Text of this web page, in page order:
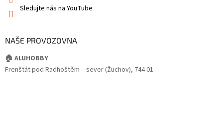
Sledujte nás na YouTube
NAŠE PROVOZOVNA
🏠 ALUHOBBY
Frenštát pod Radhoštěm – sever (Žuchov), 744 01